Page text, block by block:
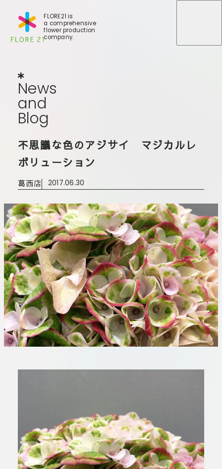
FLORE21 is
a comprehensive
flower production
company.
News
News
and
and
Blog
Blog
不思議な色のアジサイ マジカルレ
ボリューション
葛西店 2017.06.30
世田谷店
大田支店
葛西店
板橋店
川崎加工部
BLOG
STORY
Gallery
お取引につ
いて
お問い合わ
せ
EN
official instagram
facebook